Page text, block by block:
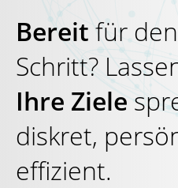
Bereit für
Schritt?
Ihre Ziele
diskret,
effizient.